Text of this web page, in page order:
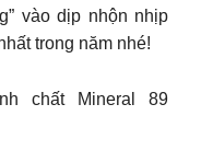
vào dịp nhộn nhịp
trong năm nhé!
chất Mineral 89